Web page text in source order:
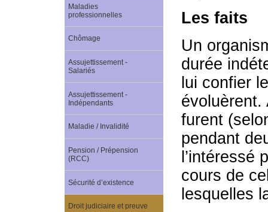
Les faits
Un
durée
lui confier
évoluèrent.
furent
pendant
l’intéressé
cours de
lesquelles
Maladies
professionnelles
Chômage
Assujettissement -
Salariés
Assujettissement -
Indépendants
Maladie / Invalidité
Pension / Prépension
(RCC)
Sécurité d’existence
Droit judiciaire et preuve